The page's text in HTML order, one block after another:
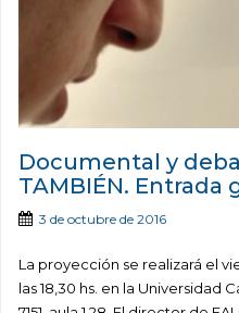
Documental y
TAMBIÉN. Entrada
3 de octubre de 2016
La proyección se realizará el
las 18,30 hs. en la Universidad